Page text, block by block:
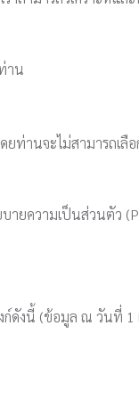
าน
ท่านจะไม่สามารถเลือ
ายความเป็นส่วนตัว
งก์ดังนี้ (ข้อมูล ณ วันที่ 1